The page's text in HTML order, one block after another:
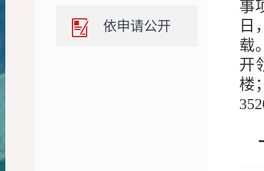
依申请公开
事
日
载
开
楼